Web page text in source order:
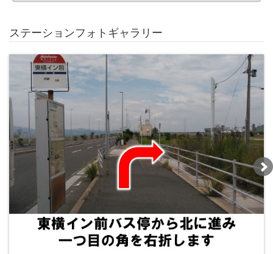
ステーションフォトギャラリー